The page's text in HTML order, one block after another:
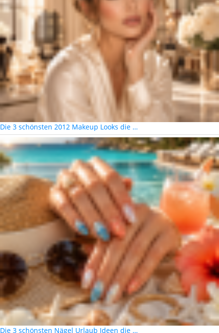
Die 3 schönsten 2012 Makeup Looks die …
Die 3 schönsten Nägel Urlaub Ideen die …